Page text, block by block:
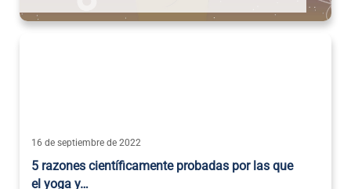
16 de septiembre de 2022
5 razones científicamente probadas por las que
el yoga y…